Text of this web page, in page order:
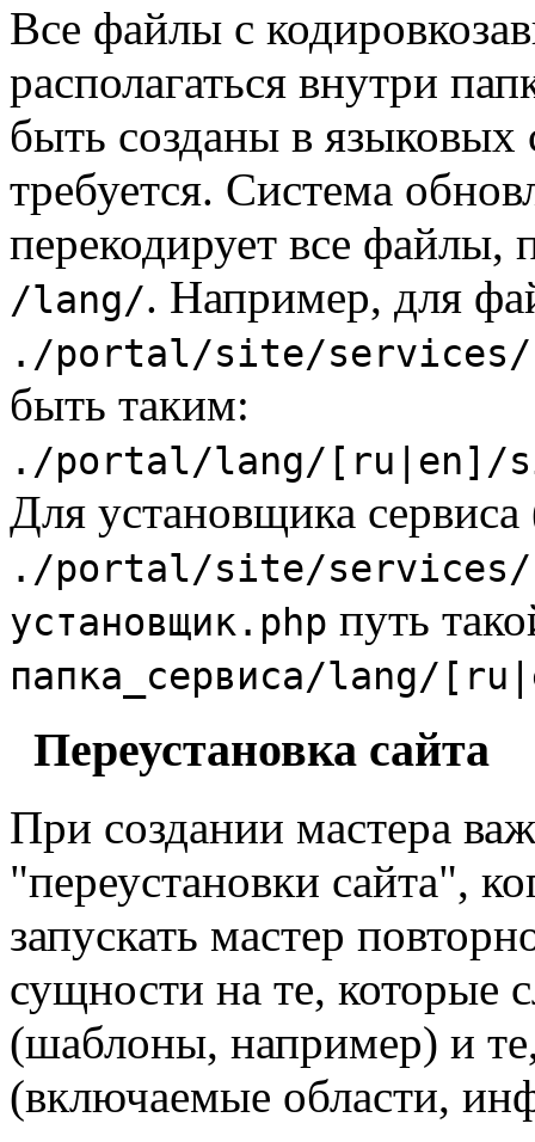
Все файлы с
располагаться внутри
быть созданы в языковых
требуется. Система
перекодирует все файлы,
/lang/. Например, для
./portal/site/services/
быть таким:
./portal/lang/[ru|en]/
Для установщика
./portal/site/services/
установщик.php путь
папка_сервиса/lang/
Переустановка сайта
При создании мастера
"переустановки сайта",
запускать мастер
сущности на те, которые
(шаблоны, например) и
(включаемые области,